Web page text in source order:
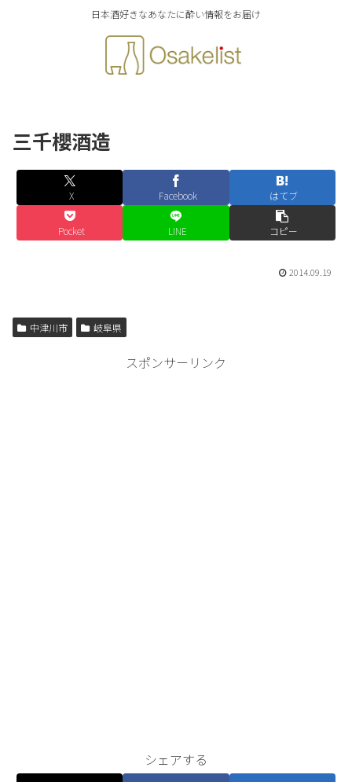
日本酒好きなあなたに酔い情報をお届け
三千櫻酒造
X Facebook はてブ
Pocket LINE コピー
2014.09.19
中津川市 岐阜県
スポンサーリンク
シェアする